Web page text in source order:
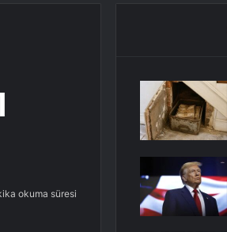
okuma süresi